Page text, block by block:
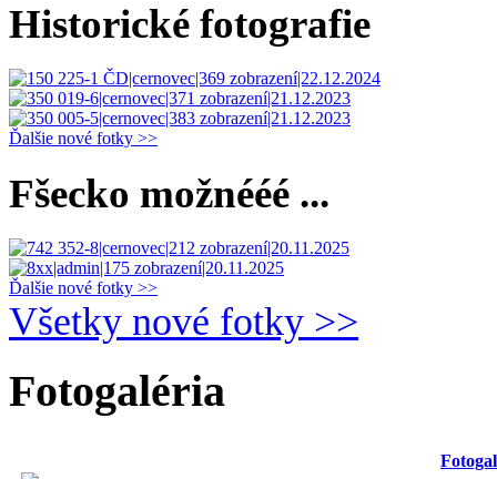
Historické fotografie
Ďalšie nové fotky >>
Fšecko možnééé ...
Ďalšie nové fotky >>
Všetky nové fotky >>
Fotogaléria